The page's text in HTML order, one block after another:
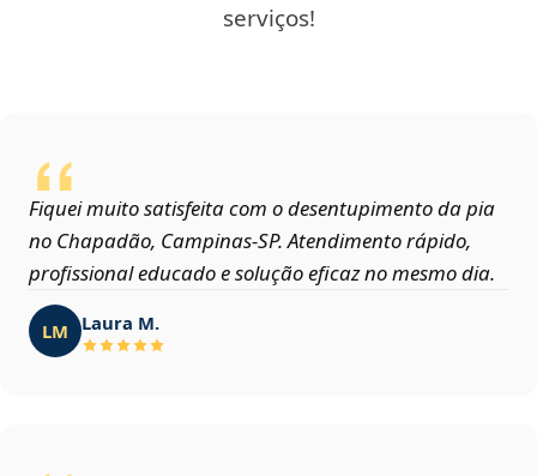
serviços!
Fiquei muito satisfeita com o desentupimento da pia
no Chapadão, Campinas‑SP. Atendimento rápido,
profissional educado e solução eficaz no mesmo dia.
LM Laura M.